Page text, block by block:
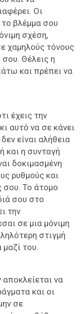
Οι
το βλέμμα σου
σχέση,
χαμηλούς τόνους
Θέλεις η
και πρέπει να
έχεις την
αυτό να σε κάνει
είναι αλήθεια
και η συνταγή
δοκιμασμένη
ρυθμούς και
σου. Το άτομο
σου στο
την
σε μια μόνιμη
στιγμή
του.
να
και οι
σε